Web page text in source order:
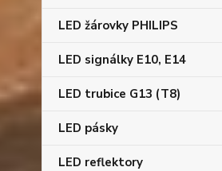
LED žárovky PHILIPS
LED signálky E10, E14
LED trubice G13 (T8)
LED pásky
LED reflektory